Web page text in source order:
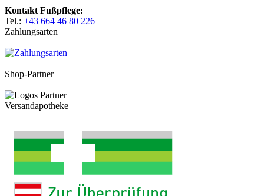
Kontakt Fußpflege:
Tel.: +43 664 46 80 226
Zahlungsarten
Shop-Partner
Versandapotheke